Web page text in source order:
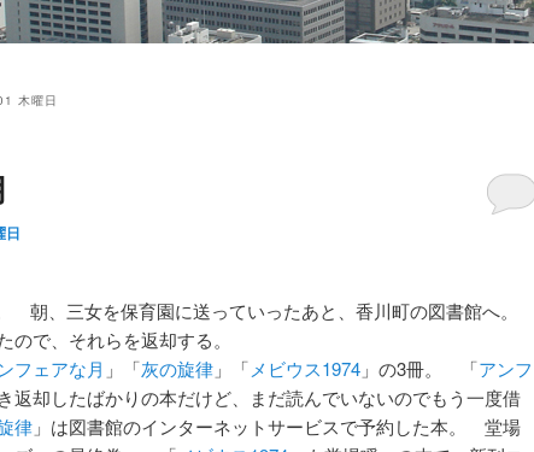
木曜日
日
朝、三女を保育園に送っていったあと、香川町の図書館へ。
ので、それらを返却する。
フェアな月 」「灰の旋律 」「 メビウス1974 」の3冊。 「アンフ
返却したばかりの本だけど、まだ読んでいないのでもう一度借
律 」は図書館のインターネットサービスで予約した本。 堂場